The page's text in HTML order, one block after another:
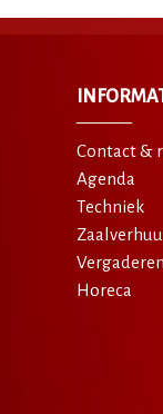
Contact &
Agenda
Techniek
Vergaderen
Horeca